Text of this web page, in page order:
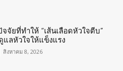
จจัยที่ทำให้ “เส้นเลือดหัวใจตีบ”
แลหัวใจให้แข็งแรง
สิงหาคม 8, 2026